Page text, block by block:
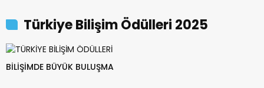
Türkiye Bilişim Ödülleri 2025
BİLİŞİMDE BÜYÜK BULUŞMA